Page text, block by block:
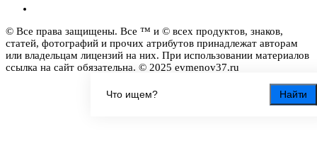
Найти
© Все права защищены. Все ™ и © всех продуктов, знаков,
статей, фотографий и прочих атрибутов принадлежат авторам
или владельцам лицензий на них. При использовании материалов
ссылка на сайт обязательна. © 2025 evmenov37.ru